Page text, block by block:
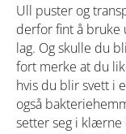
Ull puster og
derfor fint å bruke
lag. Og skulle du
fort merke at du
hvis du blir svett i
også
setter seg i klærne